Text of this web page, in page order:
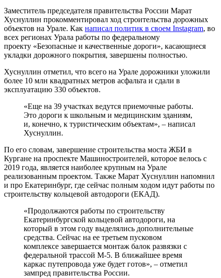
Заместитель председателя правительства России Марат
Хуснуллин прокомментировал ход строительства дорожных
объектов на Урале. Как написал политик в своем Instagram, во
всех регионах Урала работы по федеральному
проекту «Безопасные и качественные дороги», касающиеся
укладки дорожного покрытия, завершены полностью.
Хуснуллин отметил, что всего на Урале дорожники уложили
более 10 млн квадратных метров асфальта и сдали в
эксплуатацию 330 объектов.
«Еще на 39 участках ведутся приемочные работы.
Это дороги к школьным и медицинским зданиям,
и, конечно, к туристическим объектам», – написал
Хуснуллин.
По его словам, завершение строительства моста ЖБИ в
Кургане на проспекте Машиностроителей, которое велось с
2019 года, является наиболее крупным на Урале
реализованным проектом. Также Марат Хуснуллин напомнил
и про Екатеринбург, где сейчас полным ходом идут работы по
строительству кольцевой автодороги (ЕКАД).
«Продолжаются работы по строительству
Екатеринбургской кольцевой автодороги, на
который в этом году выделялись дополнительные
средства. Сейчас на ее третьем пусковом
комплексе завершается монтаж балок развязки с
федеральной трассой М-5. В ближайшее время
каркас путепровода уже будет готов», – отметил
зампред правительства России.